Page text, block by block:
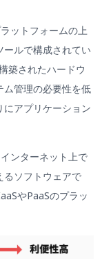
ットフォームの上
ールで構成されてい
築されたハードウ
ム管理の必要性を低
アプリケーション
ンターネット上で
るソフトウェアで
やPaaSのプラッ